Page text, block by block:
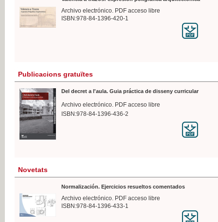
Archivo electrónico. PDF acceso libre
ISBN:978-84-1396-420-1
Publicacions gratuïtes
Del decret a l'aula. Guia práctica de disseny curricular
Archivo electrónico. PDF acceso libre
ISBN:978-84-1396-436-2
Novetats
Normalización. Ejercicios resueltos comentados
Archivo electrónico. PDF acceso libre
ISBN:978-84-1396-433-1